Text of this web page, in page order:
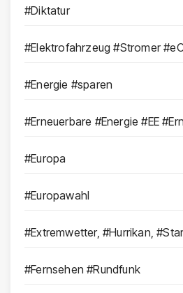
#Diktatur
#Elektrofahrzeug #Stromer
#Energie #sparen
#Erneuerbare #Energie #EE
#Europa
#Europawahl
#Extremwetter, #Hurrikan,
#Fernsehen #Rundfunk